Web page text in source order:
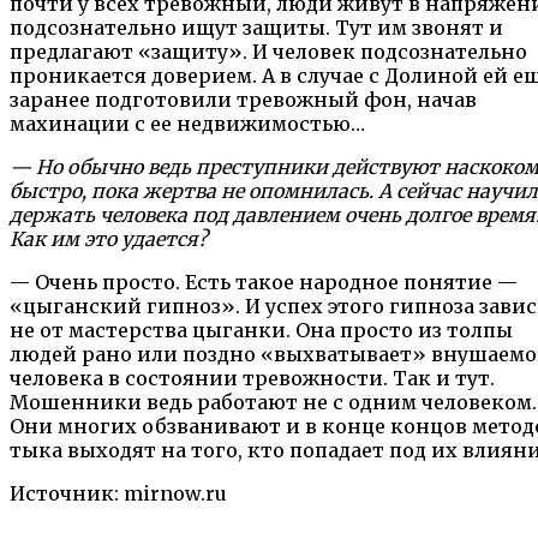
подсознательно ищут защиты. Тут им звонят и
предлагают «защиту». И человек подсознательно
проникается доверием. А в случае с Долиной ей
заранее подготовили тревожный фон, начав
махинации с ее недвижимостью…
— Но обычно ведь преступники действуют
быстро, пока жертва не опомнилась. А сейчас
держать человека под давлением очень долгое
Как им это удается?
— Очень просто. Есть такое народное понятие —
«цыганский гипноз». И успех этого гипноза
не от мастерства цыганки. Она просто из толпы
людей рано или поздно «выхватывает»
человека в состоянии тревожности. Так и тут.
Мошенники ведь работают не с одним человеком.
Они многих обзванивают и в конце концов
тыка выходят на того, кто попадает под их
Источник: mirnow.ru